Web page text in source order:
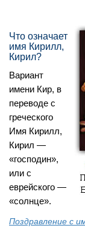
Что означает
имя Кирилл,
Кирил?
Вариант
имени Кир, в
переводе с
греческого
Имя Кирилл,
Кирил —
«господин»,
или с
еврейского —
«солнце».
Поздравление с